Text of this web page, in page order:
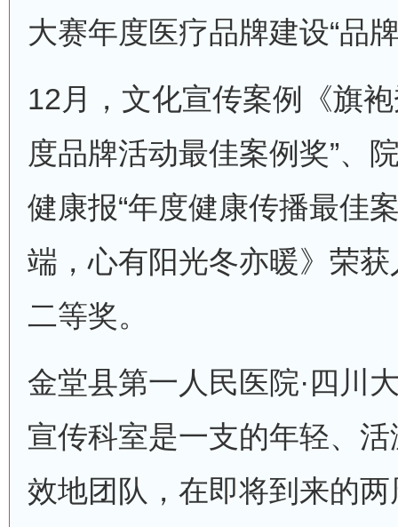
大赛年度医疗品牌建设“品
12月，文化宣传案例《旗
度品牌活动最佳案例奖”、
健康报“年度健康传播最佳
端，心有阳光冬亦暖》荣
二等奖。
金堂县第一人民医院·四川
宣传科室是一支的年轻、
效地团队，在即将到来的